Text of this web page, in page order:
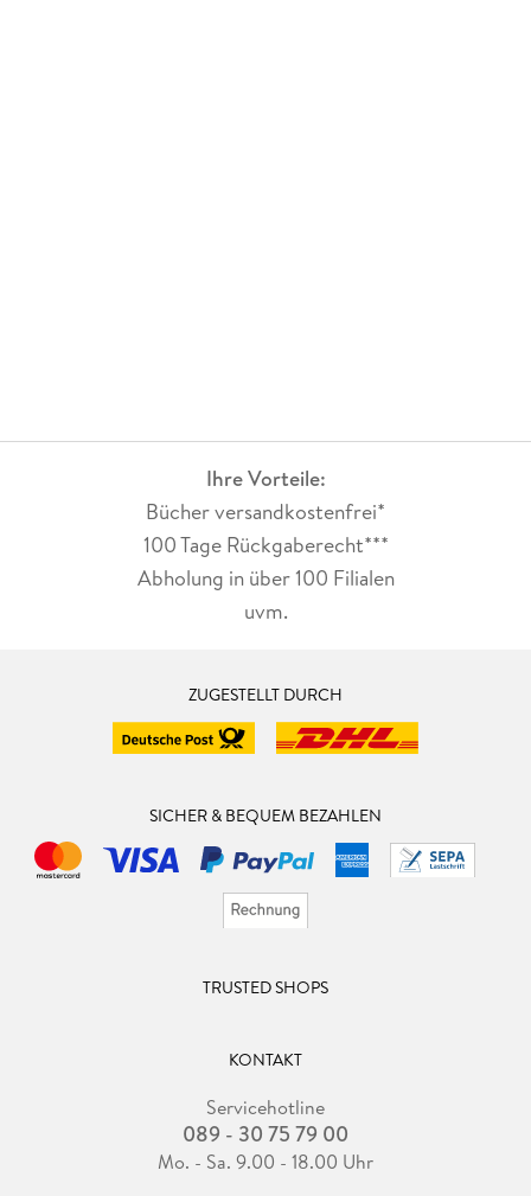
Ihre Vorteile:
Bücher versandkostenfrei*
100 Tage Rückgaberecht***
Abholung in über 100 Filialen
uvm.
ZUGESTELLT DURCH
SICHER & BEQUEM BEZAHLEN
TRUSTED SHOPS
KONTAKT
Servicehotline
089 - 30 75 79 00
Mo. - Sa. 9.00 - 18.00 Uhr